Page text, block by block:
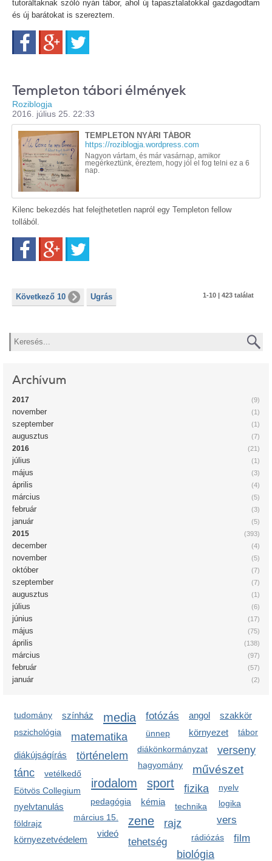
tutoráltaknak szóló nyári tábor, ahol új tapasztalatokkal gazdagodtam
és új barátokat is szereztem.
FacebookGoogle+
Templeton tábori élmények
Roziblogja
2016. július 25. 22:33
TEMPLETON NYÁRI TÁBOR
https://roziblogja.wordpress.com
Nagyon vártam, és már vasárnap, amikor
megérkeztünk, éreztem, hogy jól el fog telni ez a 6
nap.
Kilenc bekezdés hat felejthetetlen napról egy Templeton fellow
tollából.
FacebookGoogle+
Következő 10 Ugrás 1-10 | 423 találat
Keresés
Archívum
(9)
2017
(1)
november
(1)
szeptember
(7)
augusztus
(21)
2016
(1)
július
(3)
május
(4)
április
(5)
március
(3)
február
(5)
január
(393)
2015
(4)
december
(5)
november
(7)
október
(7)
szeptember
(1)
augusztus
(6)
július
(17)
június
(75)
május
(138)
április
(97)
március
(57)
február
(2)
január
tudomány színház media fotózás angol szakkör
pszichológia környezet
matematika
diákönkormányzat
diákújságírás verseny
történelem
hagyomány művészet
tánc vetélkedő
irodalom sport fizika
ünnep
Eötvös Collegium
pedagógia
tábor
nyelv
kémia logika
nyelvtanulás
technika
március 15.
zene vers
rajz
földrajz
környezetvédelem
videó rádiózás
tehetség
biológia
film